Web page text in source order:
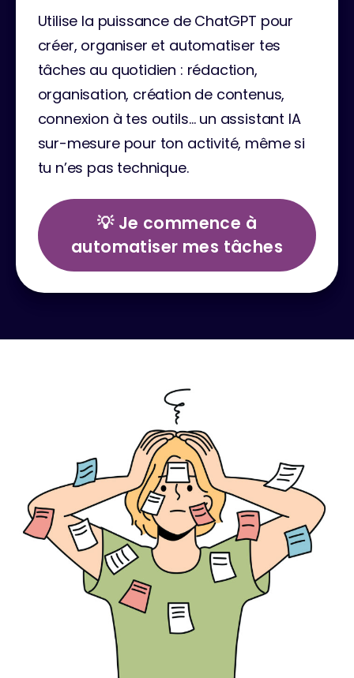
Utilise la puissance de ChatGPT pour
créer, organiser et automatiser tes
tâches au quotidien : rédaction,
organisation, création de contenus,
connexion à tes outils… un assistant IA
sur-mesure pour ton activité, même si
tu n’es pas technique.
💡 Je commence à
automatiser mes tâches